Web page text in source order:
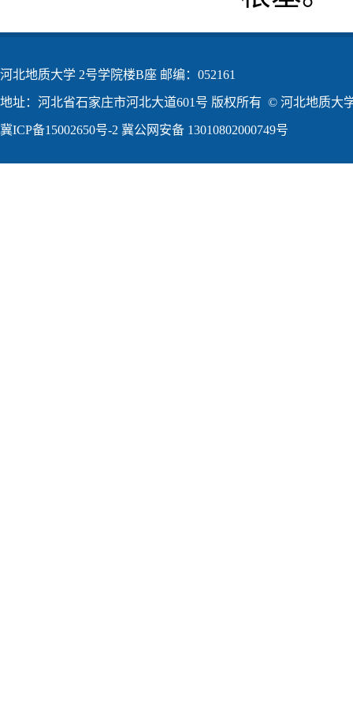
河北地质大学 2号学院楼B座 邮编：052161
地址：河北省石家庄市河北大道601号 版权所有 © 河北地质大
冀ICP备15002650号-2 冀公网安备 13010802000749号